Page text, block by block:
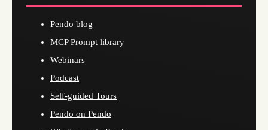
Pendo blog
MCP Prompt library
Webinars
Podcast
Self-guided Tours
Pendo on Pendo